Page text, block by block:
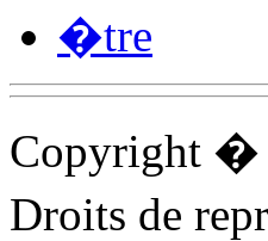
�tre
Copyright �
Droits de